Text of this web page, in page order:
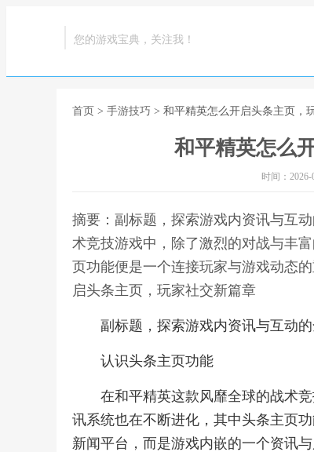
您的游戏宝典，关注我！
首页 > 手游技巧 > 和平精英怎么开启头条主页，
和平精英怎么
时间：2026-
摘要：副标题，探索游戏内资讯与互
术竞技游戏中，除了激烈的对战与丰
页功能便是一个连接玩家与游戏动态
启头条主页，玩家社交新篇章
副标题，探索游戏内资讯与互动
认识头条主页功能
在和平精英这款风靡全球的战术
讯系统也在不断进化，其中头条主页
新闻平台，而是游戏内嵌的一个资讯